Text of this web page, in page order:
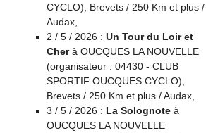
CYCLO), Brevets / 250 Km et plus /
Audax,
2 / 5 / 2026 : Un Tour du Loir et
Cherà OUCQUES LA NOUVELLE
(organisateur : 04430 - CLUB
SPORTIF OUCQUES CYCLO),
Brevets / 250 Km et plus / Audax,
3 / 5 / 2026 : La Solognoteà
OUCQUES LA NOUVELLE